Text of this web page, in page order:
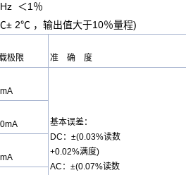
＜1％
2℃ ，输出值大于10％量程)
极限 准 确 度
基本误差：
DC：±(0.03%读数
+0.02%满度)
AC：±(0.07%读数